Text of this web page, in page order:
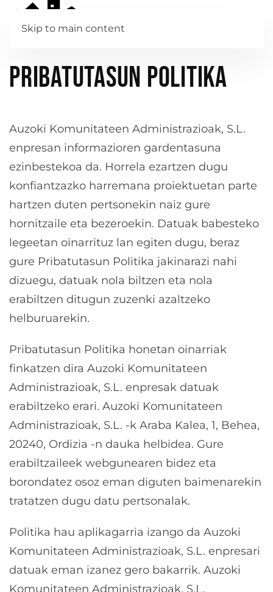
Skip to main content
Pribatutasun politika
Auzoki Komunitateen Administrazioak, S.L.
enpresan informazioren gardentasuna
ezinbestekoa da. Horrela ezartzen dugu
konfiantzazko harremana proiektuetan parte
hartzen duten pertsonekin naiz gure
hornitzaile eta bezeroekin. Datuak babesteko
legeetan oinarrituz lan egiten dugu, beraz
gure Pribatutasun Politika jakinarazi nahi
dizuegu, datuak nola biltzen eta nola
erabiltzen ditugun zuzenki azaltzeko
helburuarekin.
Pribatutasun Politika honetan oinarriak
finkatzen dira Auzoki Komunitateen
Administrazioak, S.L. enpresak datuak
erabiltzeko erari. Auzoki Komunitateen
Administrazioak, S.L. -k Araba Kalea, 1, Behea,
20240, Ordizia -n dauka helbidea. Gure
erabiltzaileek webgunearen bidez eta
borondatez osoz eman diguten baimenarekin
tratatzen dugu datu pertsonalak.
Politika hau aplikagarria izango da Auzoki
Komunitateen Administrazioak, S.L. enpresari
datuak eman izanez gero bakarrik. Auzoki
Komunitateen Administrazioak, S.L.